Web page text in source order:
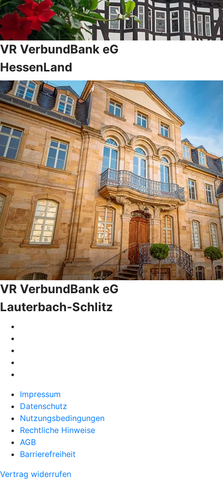
VR VerbundBank eG
HessenLand
VR VerbundBank eG
Lauterbach-Schlitz
Impressum
Datenschutz
Nutzungsbedingungen
Rechtliche Hinweise
AGB
Barrierefreiheit
Vertrag widerrufen